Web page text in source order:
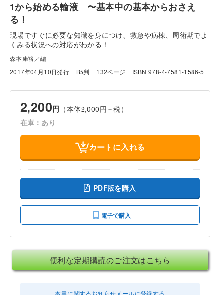
1から始める輸液 〜基本中の基本からおさえ
る！
現場ですぐに必要な知識を身につけ、救急や病棟、周術期でよ
くみる状況への対応がわかる！
森本康裕／編
2017年04月10日発行
B5判 132ページ ISBN 978-4-7581-1586-5
2,200円 （本体2,000円＋税）
在庫：あり
カートに入れる
PDF版を購入
電子で購入
便利な定期購読のご注文はこちら
本書に関するお知らせメールに登録する